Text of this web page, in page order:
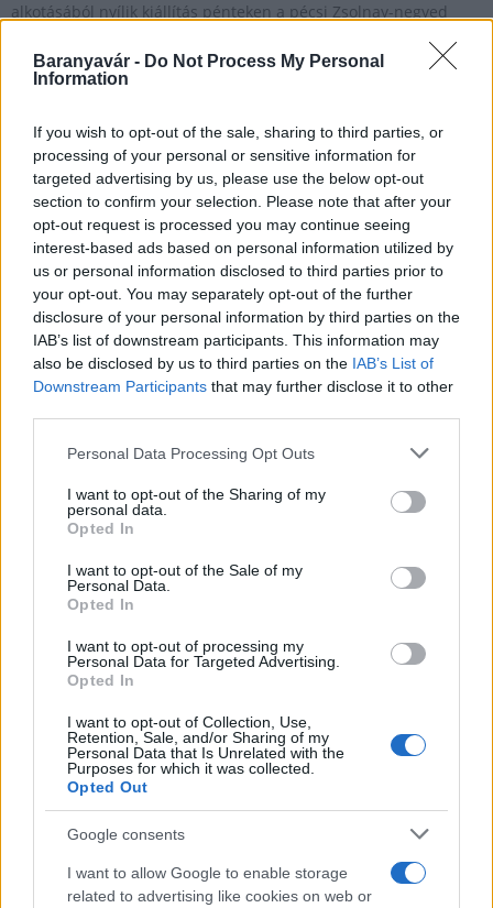
Baranyavár - Do Not Process My Personal
Information
If you wish to opt-out of the sale, sharing to third parties, or
processing of your personal or sensitive information for
targeted advertising by us, please use the below opt-out
section to confirm your selection. Please note that after your
opt-out request is processed you may continue seeing
interest-based ads based on personal information utilized by
us or personal information disclosed to third parties prior to
your opt-out. You may separately opt-out of the further
disclosure of your personal information by third parties on the
IAB’s list of downstream participants. This information may
also be disclosed by us to third parties on the IAB’s List of
Downstream Participants that may further disclose it to other
Please note that this website/app uses one or more Google
not limited to your visit or usage behaviour. You may click to
grant or deny consent to Google and its third-party tags to
use your data for below specified purposes in below Google
consent section.
Personal Data Processing Opt Outs
I want to opt-out of the Sharing of my
personal data.
Opted In
I want to opt-out of the Sale of my
Personal Data.
Opted In
I want to opt-out of processing my
Personal Data for Targeted Advertising.
Opted In
I want to opt-out of Collection, Use,
Retention, Sale, and/or Sharing of my
Personal Data that Is Unrelated with the
Purposes for which it was collected.
Opted Out
Google consents
I want to allow Google to enable storage
related to advertising like cookies on web or
alkotásából nyílik kiállítás pénteken a pécsi Zsolnay-negyed
2025.02.19
Kultúra
Galériában.
Nemzetközi grafikai fesztivált rendeznek Pécsett
Helyi hírek